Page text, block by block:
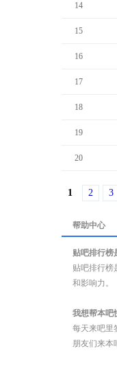
14
15
16
17
18
19
20
1 2 3
帮助中心
贴吧排行榜
贴吧排行榜
和影响力。
我想帮本吧
每天来吧里
朋友们来本